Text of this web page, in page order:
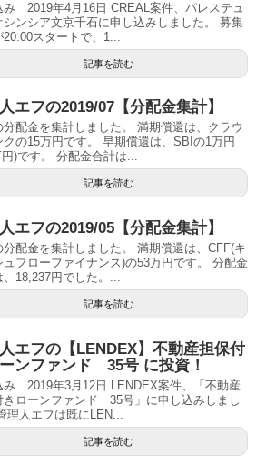
み 2019年4月16日 CREAL案件、パレステュ
シンシア文京千石に申し込みしました。 募集
20:00スタートで、1...
記事を読む
エフの2019/07【分配金集計】
分配金を集計しました。 満期償還は、クラウ
クの15万円です。 早期償還は、SBIの1万円
)です。 分配金合計は...
記事を読む
エフの2019/05【分配金集計】
分配金を集計しました。 満期償還は、CFF(キ
ュフローファイナンス)の53万円です。 分配金
、18,237円でした。...
記事を読む
エフの【LENDEX】不動産担保付
ンファンド 35号 に投資！
み 2019年3月12日 LENDEX案件、「不動産
きローンファンド 35号」に申し込みしまし
理人エフは既にLEN...
記事を読む